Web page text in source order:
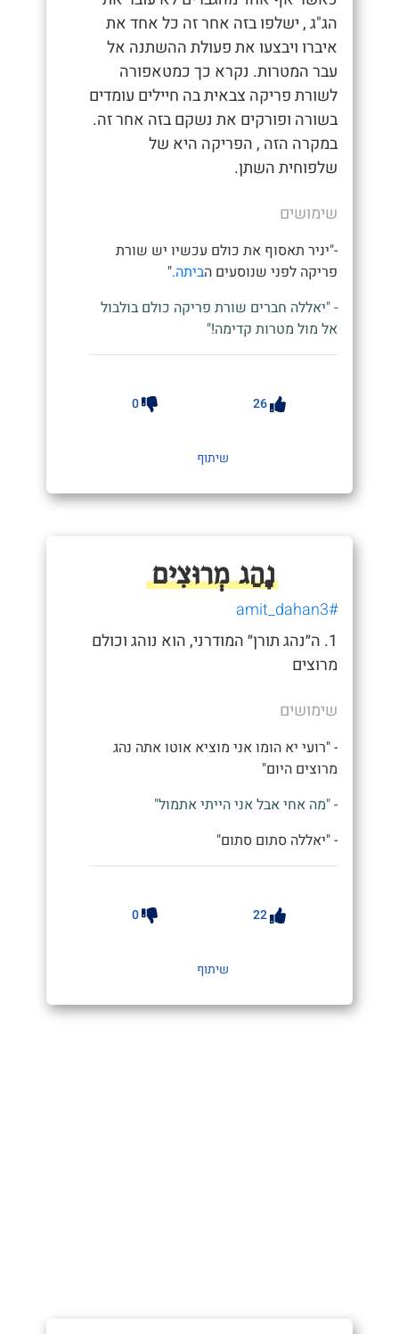
הג"ג , ישלפו בזה אחר זה כל אחד את
איברו ויבצעו את פעולת ההשתנה אל
עבר המטרות. נקרא כך כמטאפורה
לשורת פריקה צבאית בה חיילים עומדים
בשורה ופורקים את נשקם בזה אחר זה.
במקרה הזה , הפריקה היא של
שלפוחית השתן.
שימושים
-"יניר תאסוף את כולם עכשיו יש שורת
פריקה לפני שנוסעים הביתה."
- "יאללה חברים שורת פריקה כולם בולבול
אל מול מטרות קדימה!"
26
0
שיתוף
נָהַג מְרוּצִים
#amit_dahan3
1. ה״נהג תורן״ המודרני, הוא נוהג וכולם
מרוצים
שימושים
- "רועי יא הומו אני מוציא אוטו אתה נהג
מרוצים היום"
- "מה אחי אבל אני הייתי אתמול"
- "יאללה סתום סתום"
22
0
שיתוף